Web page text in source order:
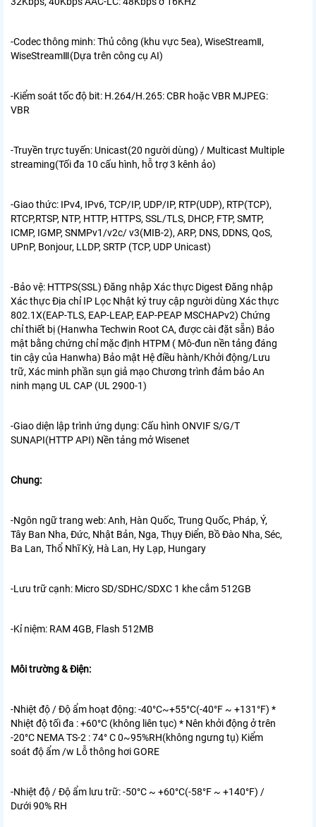
-Codec thông minh:Thủ công (khu vực 5ea), WiseStreamⅡ,
WiseStreamⅢ(Dựa trên công cụ AI)
-Kiểm soát tốc độ bit: H.264/H.265: CBR hoặc VBR MJPEG:
VBR
-Truyền trực tuyến: Unicast(20 người dùng) / Multicast Multiple
streaming(Tối đa 10 cấu hình, hỗ trợ 3 kênh ảo)
-Giao thức: IPv4, IPv6, TCP/IP, UDP/IP, RTP(UDP), RTP(TCP),
RTCP,RTSP, NTP, HTTP, HTTPS, SSL/TLS, DHCP, FTP, SMTP,
ICMP, IGMP, SNMPv1/v2c/ v3(MIB-2), ARP, DNS, DDNS, QoS,
UPnP, Bonjour, LLDP, SRTP (TCP, UDP Unicast)
-Bảo vệ: HTTPS(SSL) Đăng nhập Xác thực Digest Đăng nhập
Xác thực Địa chỉ IP Lọc Nhật ký truy cập người dùng Xác thực
802.1X(EAP-TLS, EAP-LEAP, EAP-PEAP MSCHAPv2) Chứng
chỉ thiết bị (Hanwha Techwin Root CA, được cài đặt sẵn) Bảo
mật bằng chứng chỉ mặc định HTPM ( Mô-đun nền tảng đáng
tin cậy của Hanwha) Bảo mật Hệ điều hành/Khởi động/Lưu
trữ, Xác minh phần sụn giả mạo Chương trình đảm bảo An
ninh mạng UL CAP (UL 2900-1)
-Giao diện lập trình ứng dụng:Cấu hình ONVIF S/G/T
SUNAPI(HTTP API) Nền tảng mở Wisenet
Chung:
-Ngôn ngữ trang web:Anh, Hàn Quốc, Trung Quốc, Pháp, Ý,
Tây Ban Nha, Đức, Nhật Bản, Nga, Thụy Điển, Bồ Đào Nha, Séc,
Ba Lan, Thổ Nhĩ Kỳ, Hà Lan, Hy Lạp, Hungary
-Lưu trữ cạnh: Micro SD/SDHC/SDXC 1 khe cắm 512GB
-Kỉ niệm: RAM 4GB, Flash 512MB
Môi trường & Điện:
-Nhiệt độ / Độ ẩm hoạt động:-40°C~+55°C(-40°F ~ +131°F) *
Nhiệt độ tối đa : +60°C (không liên tục) * Nên khởi động ở trên
-20°C NEMA TS-2 : 74° C 0~95%RH(không ngưng tụ) Kiểm
soát độ ẩm /w Lỗ thông hơi GORE
-Nhiệt độ / Độ ẩm lưu trữ:-50°C ~ +60°C(-58°F ~ +140°F) /
Dưới 90% RH